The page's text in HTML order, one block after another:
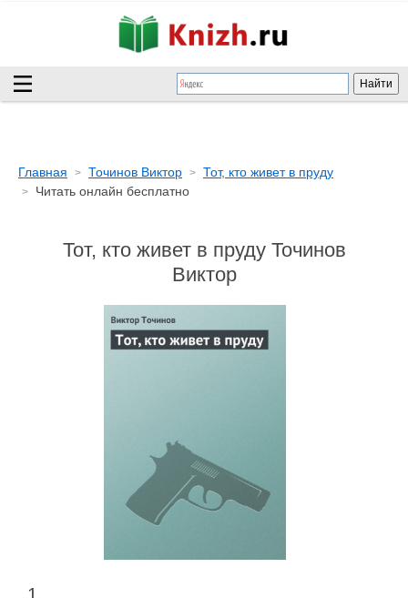
Главная Точинов Виктор
Тот, кто живет в пруду
Читать онлайн бесплатно
Тот, кто живет в пруду Точинов
Виктор